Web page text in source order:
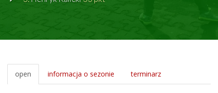
open informacja o sezonie terminarz